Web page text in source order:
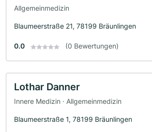
Allgemeinmedizin
Blaumeerstraße 21, 78199 Bräunlingen
0.0 (0 Bewertungen)
Lothar Danner
Innere Medizin · Allgemeinmedizin
Blaumeerstraße 1, 78199 Bräunlingen